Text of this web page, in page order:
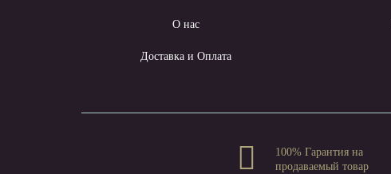
О нас
Доставка и Оплата
100% Гарантия на
продаваемый товар